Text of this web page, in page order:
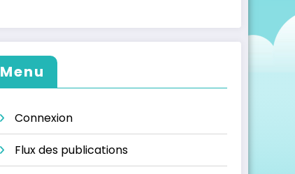
Menu
Connexion
Flux des publications